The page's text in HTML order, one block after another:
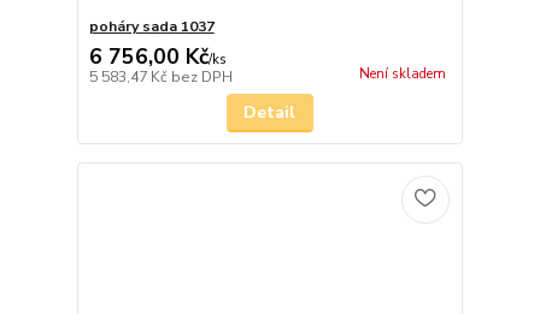
poháry sada 1037
6 756,00 Kč/ks
5 583,47 Kč bez DPH Není skladem
Detail